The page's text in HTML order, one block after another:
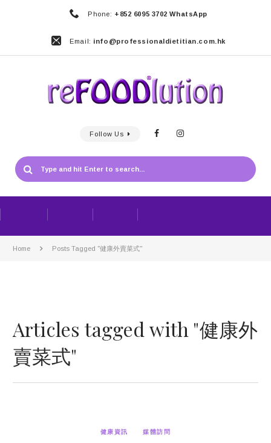
Phone: +852 6095 3702 WhatsApp
Email: info@professionaldietitian.com.hk
Follow Us
Home Posts Tagged "健康外賣菜式"
Articles tagged with "健康外
賣菜式"
健康資訊 媒體訪問